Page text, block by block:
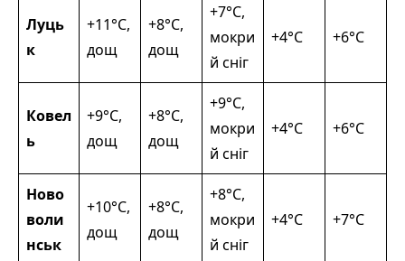
Луць
к
+11°С,
дощ
+8°С,
дощ
+7°С,
мокри
й сніг
+4°С +6°С
Ковел
ь
+9°С,
дощ
+8°С,
дощ
+9°С,
мокри
й сніг
+4°С +6°С
Ново
воли
нськ
+10°С,
дощ
+8°С,
дощ
+8°С,
мокри
й сніг
+4°С +7°С